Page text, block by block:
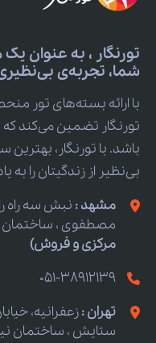
تورنگار ، به عنوان
شما، تجربه‌ی
با ارائه بسته‌های تور
تورنگار تضمین می‌کند
باشد. با تورنگار، بهترین
بی‌نظیر از زندگیتان را به
مشهد : نبش سه راه
مصطفوی ، ساختمان میلاد
مرکزی و فروش)
051-38912139
تهران :زعفرانیه،
ستایش ، ساختمان